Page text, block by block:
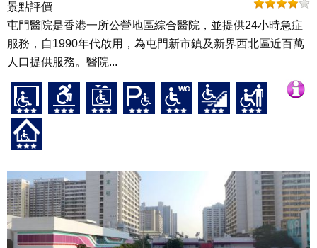
景點評價
屯門醫院是香港一所公營地區綜合醫院，並提供24小時急症
服務，自1990年代啟用，為屯門新市鎮及新界西北區近百萬
人口提供服務。醫院...